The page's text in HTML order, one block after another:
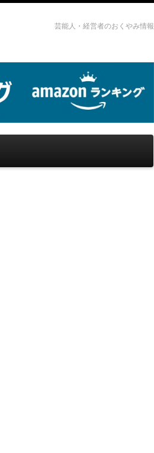
芸能人・経営者のおくやみ情報